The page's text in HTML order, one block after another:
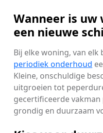
Wanneer is uw
een nieuwe
Bij elke woning, van elk
periodiek onderhoud
Kleine, onschuldige
uitgroeien tot
gecertificeerde
grondig en duurzaam